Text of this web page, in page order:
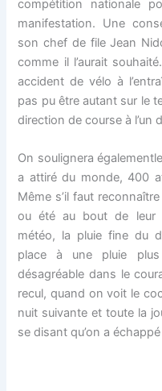
compétition nationale
manifestation. Une
son chef de file Jean
comme il l’aurait
accident de vélo à
pas pu être autant sur le
direction de course à l’un
On soulignera
a attiré du monde, 400
Même s’il faut
ou été au bout de leur
météo, la pluie fine du
place à une pluie
désagréable dans le
recul, quand on voit le
nuit suivante et toute la
se disant qu’on a